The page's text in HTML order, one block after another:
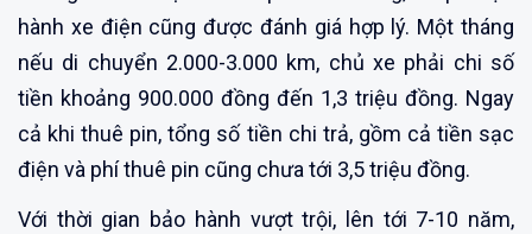
hành xe điện cũng được đánh giá hợp lý. Một tháng
nếu di chuyển 2.000-3.000 km, chủ xe phải chi số
tiền khoảng 900.000 đồng đến 1,3 triệu đồng. Ngay
cả khi thuê pin, tổng số tiền chi trả, gồm cả tiền sạc
điện và phí thuê pin cũng chưa tới 3,5 triệu đồng.
Với thời gian bảo hành vượt trội, lên tới 7-10 năm,